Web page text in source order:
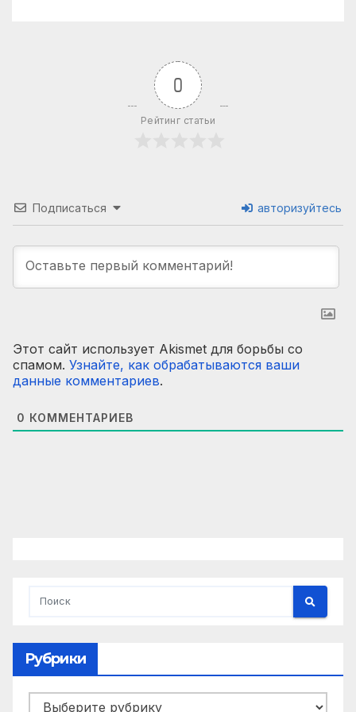
0
Рейтинг статьи
Подписаться авторизуйтесь
Этот сайт использует Akismet для борьбы со
спамом. Узнайте, как обрабатываются ваши
данные комментариев.
0 КОММЕНТАРИЕВ
Рубрики
Рубрики